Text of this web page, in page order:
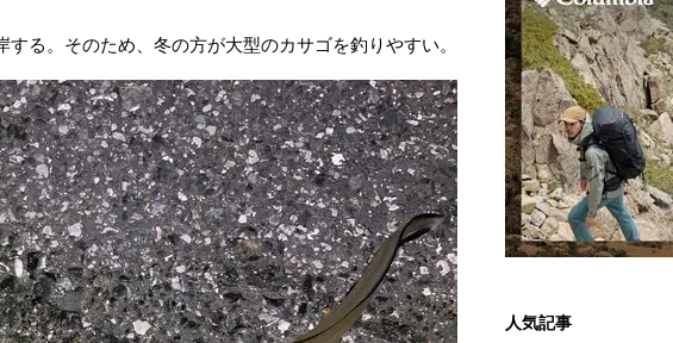
る。そのため、冬の方が大型のカサゴを釣りやすい。
人気記事